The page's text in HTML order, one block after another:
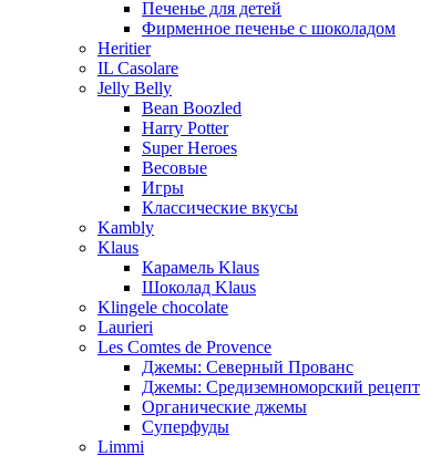
Печенье для детей
Фирменное печенье с шоколадом
Heritier
IL Casolare
Jelly Belly
Bean Boozled
Harry Potter
Super Heroes
Весовые
Игры
Классические вкусы
Kambly
Klaus
Карамель Klaus
Шоколад Klaus
Klingele chocolate
Laurieri
Les Comtes de Provence
Джемы: Северный Прованс
Джемы: Средиземноморский рецепт
Органические джемы
Суперфуды
Limmi